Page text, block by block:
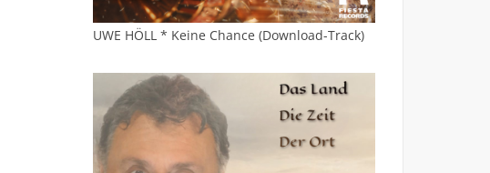
UWE HÖLL * Keine Chance (Download-Track)